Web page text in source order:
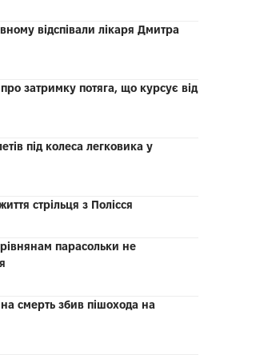
відспівали лікаря Дмитра
затримку потяга, що курсує від
під колеса легковика у
стрільця з Полісся
парасольки не
смерть збив пішохода на